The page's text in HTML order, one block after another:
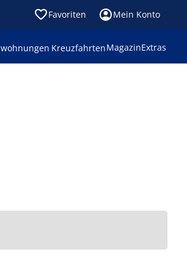
Favoriten Mein Konto
KreuzfahrtenMagazinExtras